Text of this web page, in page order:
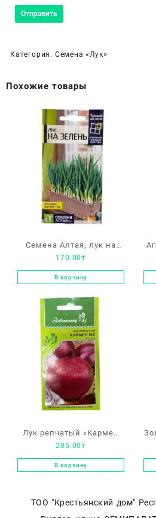
Категория: Семена «Лук»
Похожие товары
Семена Алтая, лук на
зелень
170.00₸
В корзину
Лук репчатый «Кармен
МС»
205.00₸
В корзину
ТОО "Крестьянский дом"